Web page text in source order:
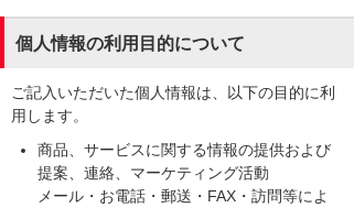
個人情報の利用目的について
ご記入いただいた個人情報は、以下の目的に利
用します。
商品、サービスに関する情報の提供および
提案、連絡、マーケティング活動
メール・お電話・郵送・FAX・訪問等によ